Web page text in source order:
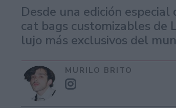
Desde una edición
cat bags customizables de
lujo más exclusivos del
MURILO BRITO